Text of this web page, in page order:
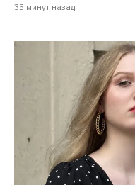
35 минут назад